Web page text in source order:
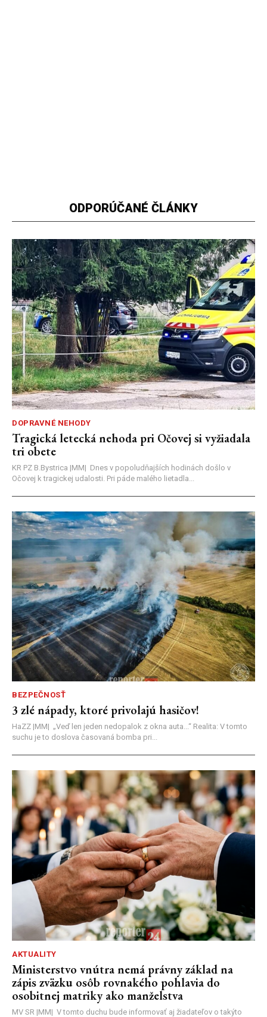
ODPORÚČANÉ ČLÁNKY
DOPRAVNÉ NEHODY
Tragická letecká nehoda pri Očovej si vyžiadala
tri obete
KR PZ B.Bystrica |MM| Dnes v popoludňajších hodinách došlo v
Očovej k tragickej udalosti. Pri páde malého lietadla...
BEZPEČNOSŤ
3 zlé nápady, ktoré privolajú hasičov!
HaZZ |MM| ​„Veď len jeden nedopalok z okna auta...“ ​Realita: V tomto
suchu je to doslova časovaná bomba pri...
AKTUALITY
Ministerstvo vnútra nemá právny základ na
zápis zväzku osôb rovnakého pohlavia do
osobitnej matriky ako manželstva
MV SR |MM| V tomto duchu bude informovať aj žiadateľov o takýto